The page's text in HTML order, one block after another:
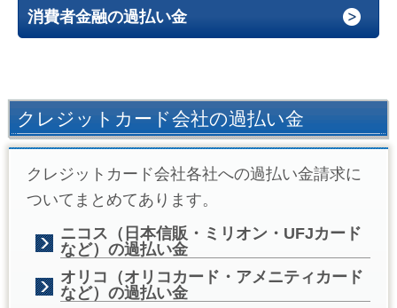
消費者金融の過払い金
クレジットカード会社の過払い金
クレジットカード会社各社への過払い金請求に
ついてまとめてあります。
ニコス（日本信販・ミリオン・UFJカード
など）の過払い金
オリコ（オリコカード・アメニティカード
など）の過払い金